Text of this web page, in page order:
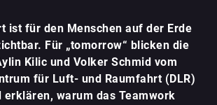
ist für den Menschen auf der Erde
Für „tomorrow“ blicken die
Kilic und Volker Schmid vom
für Luft- und Raumfahrt (DLR)
erklären, warum das Teamwork